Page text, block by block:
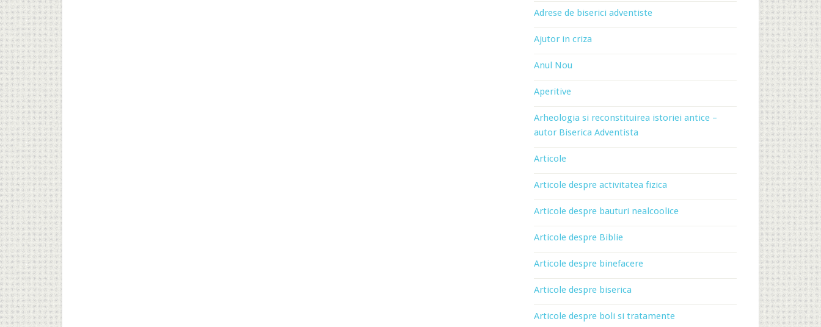
Adrese de biserici adventiste
Ajutor in criza
Anul Nou
Aperitive
Arheologia si reconstituirea istoriei antice –
autor Biserica Adventista
Articole
Articole despre activitatea fizica
Articole despre bauturi nealcoolice
Articole despre Biblie
Articole despre binefacere
Articole despre biserica
Articole despre boli si tratamente